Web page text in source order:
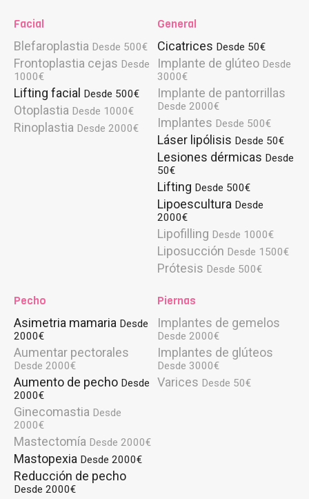
Facial
Blefaroplastia Desde 500€
Frontoplastia cejas Desde
1000€
Lifting facial Desde 500€
Otoplastia Desde 1000€
Rinoplastia Desde 2000€
General
Cicatrices Desde 50€
Implante de glúteo Desde
3000€
Implante de pantorrillas
Desde 2000€
Implantes Desde 500€
Láser lipólisis Desde 50€
Lesiones dérmicas Desde
50€
Lifting Desde 500€
Lipoescultura Desde
2000€
Lipofilling Desde 1000€
Liposucción Desde 1500€
Prótesis Desde 500€
Pecho
Asimetria mamaria Desde
2000€
Aumentar pectorales
Desde 2000€
Aumento de pecho Desde
2000€
Ginecomastia Desde
2000€
Mastectomía Desde 2000€
Mastopexia Desde 2000€
Reducción de pecho
Desde 2000€
Piernas
Implantes de gemelos
Desde 2000€
Implantes de glúteos
Desde 3000€
Varices Desde 50€